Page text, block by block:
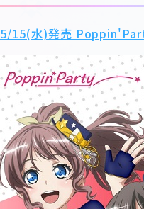
5/15(水)発売